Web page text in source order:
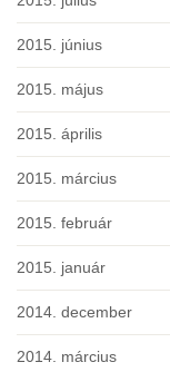
2015. június
2015. május
2015. április
2015. március
2015. február
2015. január
2014. december
2014. március